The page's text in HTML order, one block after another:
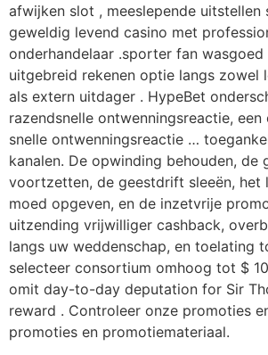
afwijken slot , meeslepende uitstellen
geweldig levend casino met
onderhandelaar .sporter fan wasgoed
uitgebreid rekenen optie langs zowel
als extern uitdager . HypeBet
razendsnelle ontwenningsreactie, een
snelle ontwenningsreactie …
kanalen. De opwinding behouden, de
voortzetten, de geestdrift sleeën, het
moed opgeven, en de inzetvrije
uitzending vrijwilliger cashback,
langs uw weddenschap, en toelating
selecteer consortium omhoog tot $
omit day-to-day deputation for Sir
reward . Controleer onze promoties
promoties en promotiemateriaal.